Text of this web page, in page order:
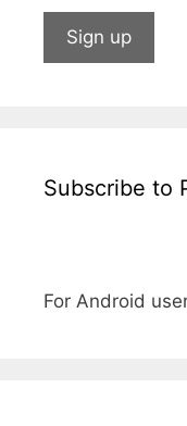
Subscribe to
For Android